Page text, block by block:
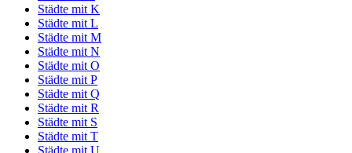
Städte mit K
Städte mit L
Städte mit M
Städte mit N
Städte mit O
Städte mit P
Städte mit Q
Städte mit R
Städte mit S
Städte mit T